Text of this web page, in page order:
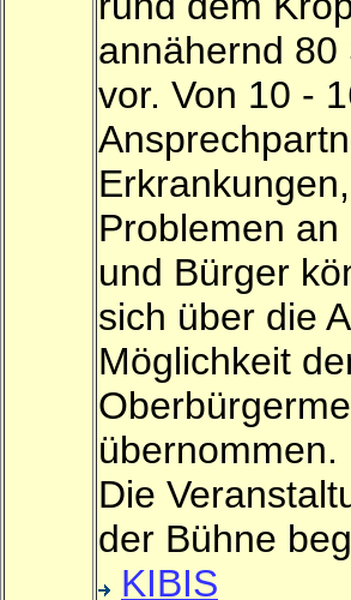
annähernd
vor. Von 10 -
Problemen
und Bürger
sich über die
Möglichkeit
übernommen.
Die
der Bühne
KIBIS